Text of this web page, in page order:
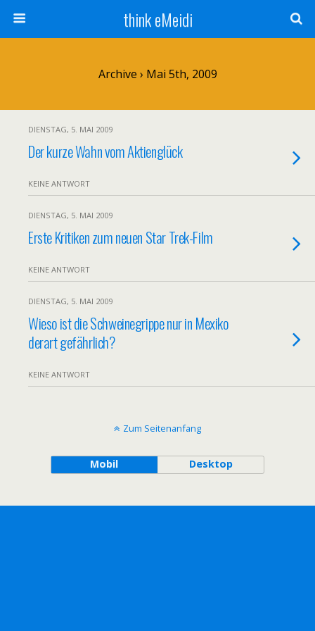
think eMeidi
Archive › Mai 5th, 2009
DIENSTAG, 5. MAI 2009
Der kurze Wahn vom Aktienglück
KEINE ANTWORT
DIENSTAG, 5. MAI 2009
Erste Kritiken zum neuen Star Trek-Film
KEINE ANTWORT
DIENSTAG, 5. MAI 2009
Wieso ist die Schweinegrippe nur in Mexiko
derart gefährlich?
KEINE ANTWORT
Zum Seitenanfang
Mobil Desktop